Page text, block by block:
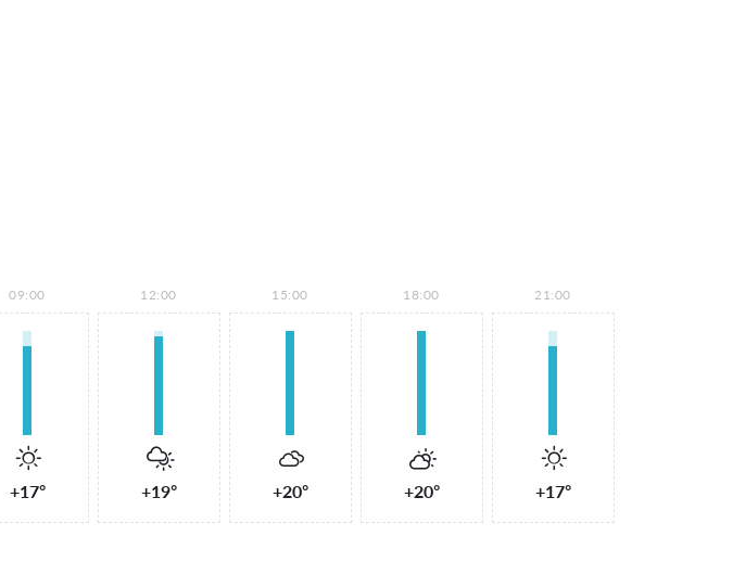
09:00
+17°
12:00
+19°
15:00
+20°
18:00
+20°
21:00
+17°